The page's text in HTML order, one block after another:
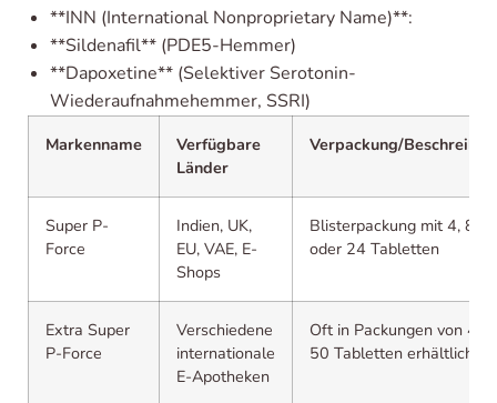
**INN (International Nonproprietary Name)**:
**Sildenafil** (PDE5-Hemmer)
**Dapoxetine** (Selektiver Serotonin-
Wiederaufnahmehemmer, SSRI)
Markenname
Verfügbare
Länder
Verpackung/
Super P-
Force
Indien, UK,
EU, VAE, E-
Shops
Blisterpackung mit 4, 8,
oder 24 Tabletten
Extra Super
P-Force
Verschiedene
internationale
E-Apotheken
Oft in Packungen von 4
50 Tabletten erhältlich